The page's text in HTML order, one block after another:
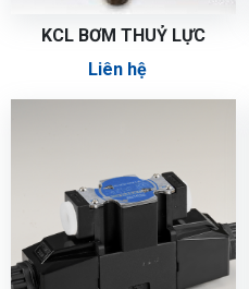
KCL BƠM THUỶ LỰC
Liên hệ